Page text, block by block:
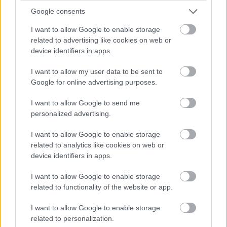
Google consents
I want to allow Google to enable storage
related to advertising like cookies on web or
device identifiers in apps.
I want to allow my user data to be sent to
Google for online advertising purposes.
I want to allow Google to send me
personalized advertising.
I want to allow Google to enable storage
related to analytics like cookies on web or
device identifiers in apps.
I want to allow Google to enable storage
related to functionality of the website or app.
I want to allow Google to enable storage
related to personalization.
Ami a gépelési élményt illeti, összességében jó
élményeket szereztünk a tesztidőszak során, de jobb, ha
Te is felkészülsz a kibontás utáni megszokási fázisra. A
low profile kialakítás miatt a kéz természetesebb
pozícióban pihen gépeléskor, csuklótámasz nélkül sem
egyes leütés határozott, de a gumipogácsás
membránokhoz képest mégis könnyed, hiszen egyszerre
érhető el vele a mechanikus billentyűzetek precizitása és
a laptopok alacsony profilú gombjainak gyorsasága.
Érdekesség, hogy a Falchion RX kapcsolói nem
cserélhetők, és nem is szabványos MX szárúak (a ROG
RX egyedi mechanizmusa miatt), így az utólagos
modding mozgástér korlátozott; más kérdés, hogy erre
vélhetően nincs is szükség a gyári hangolás miatt. A
nagyobb gombok stabilizátorai ugyan picit hallatnak egy-